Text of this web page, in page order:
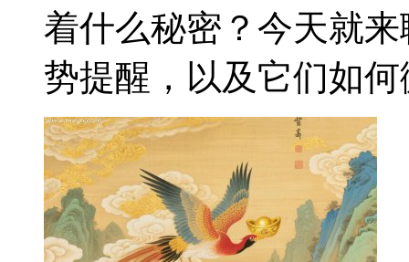
着什么秘密？今天就
势提醒，以及它们如